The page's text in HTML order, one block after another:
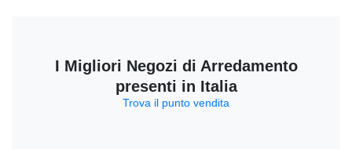
I Migliori Negozi di Arredamento
presenti in Italia
Trova il punto vendita